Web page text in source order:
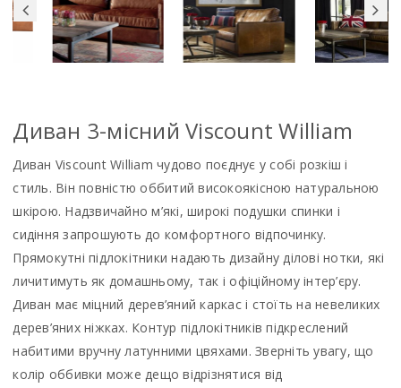
Диван 3-місний Viscount William
Диван Viscount William чудово поєднує у собі розкіш і
стиль. Він повністю оббитий високоякісною натуральною
шкірою. Надзвичайно м’які, широкі подушки спинки і
сидіння запрошують до комфортного відпочинку.
Прямокутні підлокітники надають дизайну ділові нотки, які
личитимуть як домашньому, так і офіційному інтер’єру.
Диван має міцний дерев’яний каркас і стоїть на невеликих
дерев’яних ніжках. Контур підлокітників підкреслений
набитими вручну латунними цвяхами. Зверніть увагу, що
колір оббивки може дещо відрізнятися від